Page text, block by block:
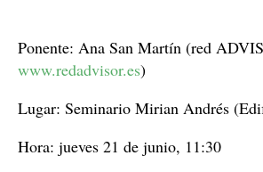
Ponente: Ana San Martín (red
www.redadvisor.es)
Lugar: Seminario Mirian Andrés
Hora: jueves 21 de junio, 11:30